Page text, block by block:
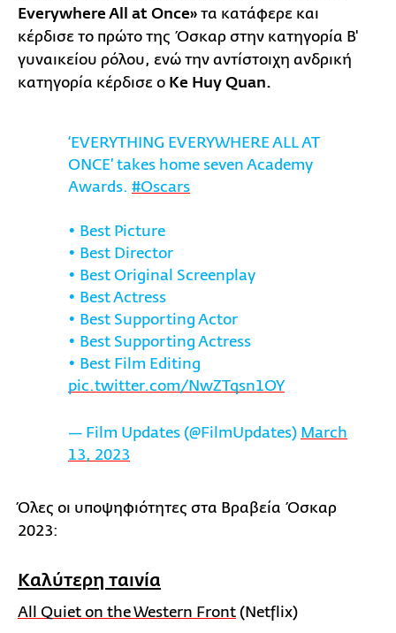
Everywhere All at Once» τα κατάφερε και
κέρδισε το πρώτο της Όσκαρ στην κατηγορία Β'
γυναικείου ρόλου, ενώ την αντίστοιχη ανδρική
κατηγορία κέρδισε ο Ke Huy Quan.
‘EVERYTHING EVERYWHERE ALL AT
ONCE’ takes home seven Academy
Awards. #Oscars
• Best Picture
• Best Director
• Best Original Screenplay
• Best Actress
• Best Supporting Actor
• Best Supporting Actress
• Best Film Editing
pic.twitter.com/NwZTqsn1OY
— Film Updates (@FilmUpdates) March
13, 2023
Όλες οι υποψηφιότητες στα Βραβεία Όσκαρ
2023:
Καλύτερη ταινία
All Quiet on the Western Front (Netflix)